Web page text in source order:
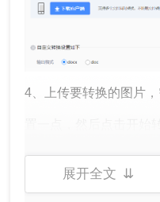
4、上传要转换的图片
展开全文 ⇊